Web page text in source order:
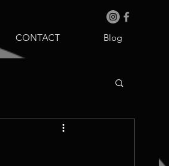
CONTACT Blog